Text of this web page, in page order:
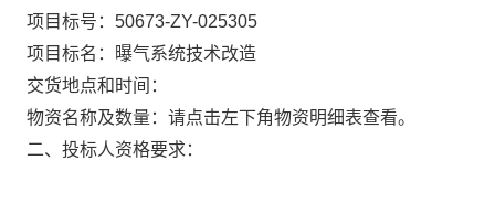
项目标号：50673-ZY-025305
项目标名：曝气系统技术改造
交货地点和时间：
物资名称及数量：请点击左下角物资明细表查看。
二、投标人资格要求：